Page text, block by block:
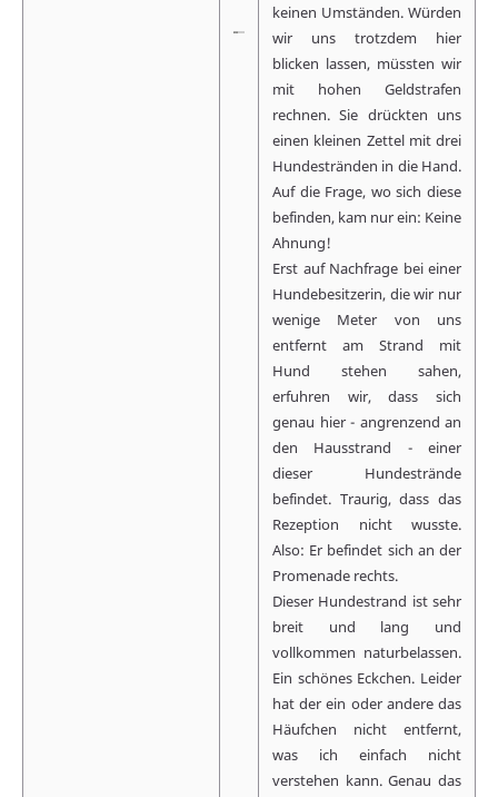
keinen Umständen. Würden
wir uns trotzdem hier
blicken lassen, müssten wir
mit hohen Geldstrafen
rechnen. Sie drückten uns
einen kleinen Zettel mit drei
Hundestränden in die Hand.
Auf die Frage, wo sich diese
befinden, kam nur ein: Keine
Ahnung!
Erst auf Nachfrage bei einer
Hundebesitzerin, die wir nur
wenige Meter von uns
entfernt am Strand mit
Hund stehen sahen,
erfuhren wir, dass sich
genau hier - angrenzend an
den Hausstrand - einer
dieser Hundestrände
befindet. Traurig, dass das
Rezeption nicht wusste.
Also: Er befindet sich an der
Promenade rechts.
Dieser Hundestrand ist sehr
breit und lang und
vollkommen naturbelassen.
Ein schönes Eckchen. Leider
hat der ein oder andere das
Häufchen nicht entfernt,
was ich einfach nicht
verstehen kann. Genau das